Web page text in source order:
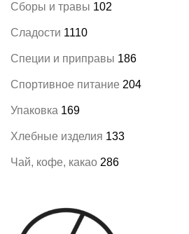
Сборы и травы 102
Сладости 1110
Специи и приправы 186
Спортивное питание 204
Упаковка 169
Хлебные изделия 133
Чай, кофе, какао 286